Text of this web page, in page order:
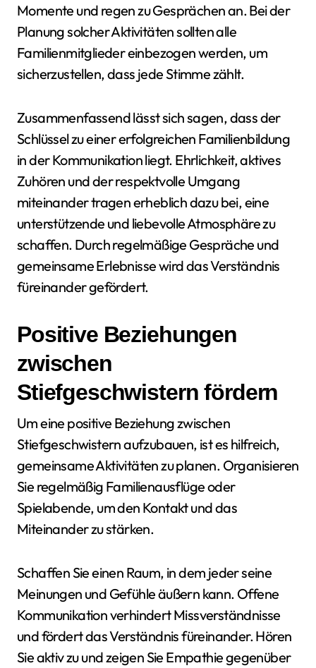
Momente und regen zu Gesprächen an. Bei der
Planung solcher Aktivitäten sollten alle
Familienmitglieder einbezogen werden, um
sicherzustellen, dass jede Stimme zählt.
Zusammenfassend lässt sich sagen, dass der
Schlüssel zu einer erfolgreichen Familienbildung
in der Kommunikation liegt. Ehrlichkeit, aktives
Zuhören und der respektvolle Umgang
miteinander tragen erheblich dazu bei, eine
unterstützende und liebevolle Atmosphäre zu
schaffen. Durch regelmäßige Gespräche und
gemeinsame Erlebnisse wird das Verständnis
füreinander gefördert.
Positive Beziehungen
zwischen
Stiefgeschwistern fördern
Um eine positive Beziehung zwischen
Stiefgeschwistern aufzubauen, ist es hilfreich,
gemeinsame Aktivitäten zu planen. Organisieren
Sie regelmäßig Familienausflüge oder
Spielabende, um den Kontakt und das
Miteinander zu stärken.
Schaffen Sie einen Raum, in dem jeder seine
Meinungen und Gefühle äußern kann. Offene
Kommunikation verhindert Missverständnisse
und fördert das Verständnis füreinander. Hören
Sie aktiv zu und zeigen Sie Empathie gegenüber